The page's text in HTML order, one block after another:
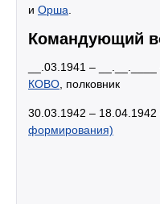
и Орша
Командующий
__.03.1941 –
КОВО , полковник
30.03.1942 –
формирования)